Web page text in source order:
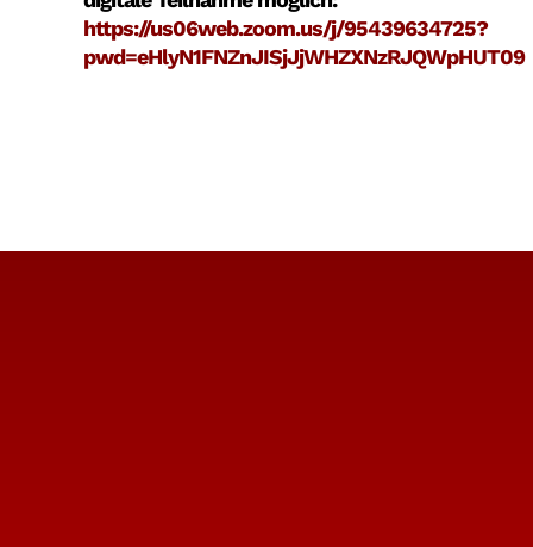
https://us06web.zoom.us/j/95439634725?
pwd=eHlyN1FNZnJISjJjWHZXNzRJQWpHUT09